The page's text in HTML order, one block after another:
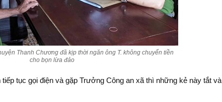
Thanh Chương đã kịp thời ngăn ông T. không chuyển tiền
cho bọn lừa đảo
tục gọi điện và gặp Trưởng Công an xã thì những kẻ này tắt và